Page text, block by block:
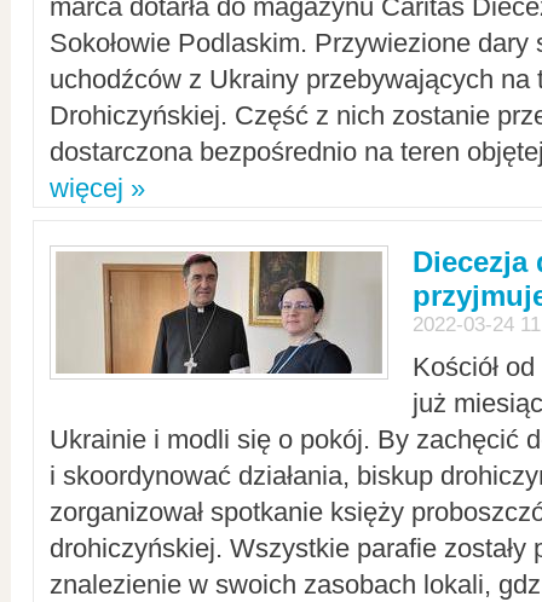
marca dotarła do magazynu Caritas
Sokołowie Podlaskim. Przywiezione dary
uchodźców z Ukrainy przebywających na
Drohiczyńskiej. Część z nich zostanie
dostarczona bezpośrednio na teren
więcej »
Diecezja
2022-03-24
Kościół
już
Ukrainie i modli się o pokój. By zachęcić
i skoordynować działania, biskup
zorganizował spotkanie księży
drohiczyńskiej. Wszystkie parafie zostały
znalezienie w swoich zasobach lokali,